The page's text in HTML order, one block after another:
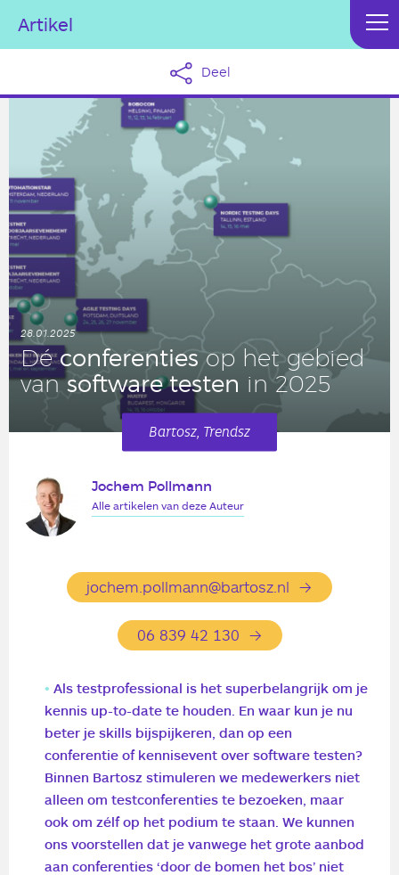
Artikel
Deel
Décon­fe­ren­tiesop het gebied
vansoft­wa­re testen in 2025
28.01.2025
Bartosz, Trendsz
Als testprofessional is het superbelangrijk om je
kennis up-to-date te houden. En waar kun je nu
beter je skills bijspijkeren, dan op een
conferentie of kennisevent over software testen?
Binnen Bartosz stimuleren we medewerkers niet
alleen om testconferenties te bezoeken, maar
ook om zélf op het podium te staan. We kunnen
ons voorstellen dat je vanwege het grote aanbod
aan conferenties ‘door de bomen het bos’ niet
Jochem Pollmann
Alle artikelen van deze Auteur
jochem.pollmann@bartosz.nl
06 839 42 130